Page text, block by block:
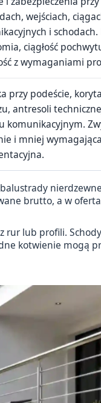
wejściach,
i schodach.
ciągłość
z wymaganiami
przy podeście,
antresoli
komunikacyjnym.
i mniej
brutto, a w
lub profili.
kotwienie mogą